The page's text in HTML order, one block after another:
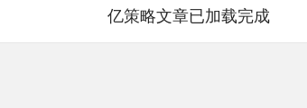
亿策略文章已加载完成